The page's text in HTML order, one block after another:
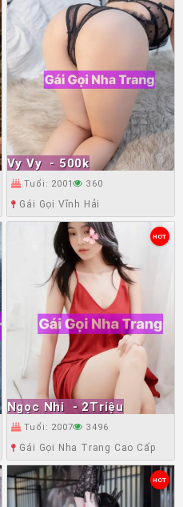
Vy Vy - 500k
Tuổi: 2001 360
Gái Gọi Vĩnh Hải
Ngọc Nhi - 2Triệu
HOT
Tuổi: 2007 3496
Gái Gọi Nha Trang Cao Cấp
HOT